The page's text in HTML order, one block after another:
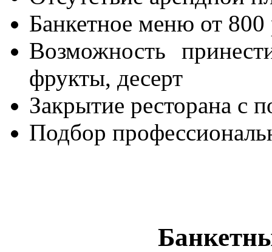
Банкетное меню от 800
Возможность
фрукты, десерт
Закрытие ресторана с
Подбор